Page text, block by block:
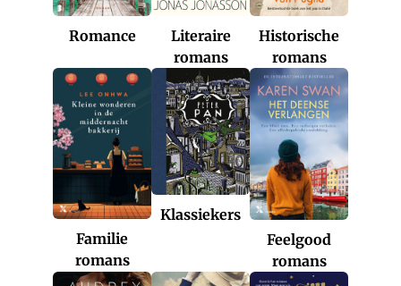
Romance
Literaire
romans
Historische
romans
Familie
romans
Klassiekers
Feelgood
romans